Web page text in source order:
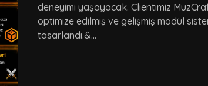
deneyimi yaşayacak. Clientimiz
optimize edilmiş ve gelişmiş modül
tasarlandı.&...